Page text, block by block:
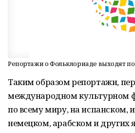
Репортажи о Фольклориаде выходят
Таким образом репортажи,
международном культурном
по всему миру, на испанском,
немецком, арабском и других